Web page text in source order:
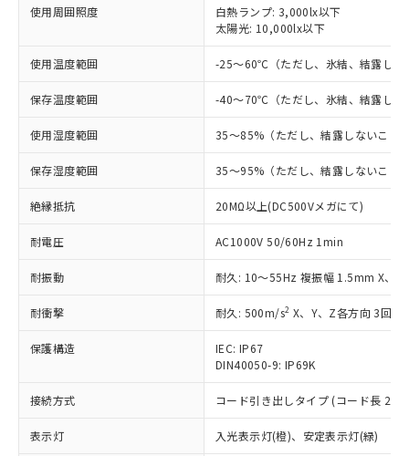
使用周囲照度
白熱ランプ: 3,000lx以下
太陽光: 10,000lx以下
使用温度範囲 -25～60℃（ただし、氷結、結露しな
保存温度範囲 -40～70℃（ただし、氷結、結露しな
使用湿度範囲 35～85%（ただし、結露しないこと
保存湿度範囲 35～95%（ただし、結露しないこと
絶縁抵抗 20MΩ以上(DC500Vメガにて)
耐電圧 AC1000V 50/60Hz 1min
耐振動 耐久: 10～55Hz 複振幅 1.5mm X、Y
耐衝撃 耐久: 500m/s2 X、Y、Z各方向 3回
保護構造
IEC: IP67
DIN40050-9: IP69K
接続方式 コード引き出しタイプ (コード長 2m)
表示灯 入光表示灯(橙)、安定表示灯(緑)
ご利用条件
以下の条件をお読みいただき、同意のうえ
ご利用ください。
商品の当社在庫状況および標準価格
(税抜)を提供させていただくもので
当社制御機器事業取扱商品の中には、
本サービスの対象外となる商品もある
ことをご了承ください。
在庫状況および標準価格照会結果は、
記載している更新日時点での社内デー
タに基づき作成されるものであり、閲
覧された時点での実際の在庫および標
準価格とは異なる場合があることをご
※1 対応状況
対応済み：EU RoHS指令（10物質）の
非含有に対応した製品が提供可能な商品で
対応予定：EU RoHS指令（10物質）の非含
有に対応した製品に切り替える予定のある
商品です。
対応予定なし：EU RoHS指令（10物質）の
非含有に非対応の商品で、対応品を出す予
定はありません。
調査・確認中：EU RoHS指令（10物質）の
非含有の対応状況を調査中または確認中の
非該当品：ライセンス料など無形物で、有
害物質有無と関係のない商品です。
仕入先様の事情により、非含有部品として
むを得ず変更することがあります。
*EU RoHS指令（10物質）：
鉛(Pb) 1000ppm以下、 水銀(Hg) 1000ppm以下、 カド
六価クロム(Cr(Ⅵ)) 1000ppm以下、ポリ臭化ビフェニル
※1 中国RoHS○×表
「○」：最大均質材料含有率が中国RoHSの
基準値以下であることを示します。
「×」：最大均質材料含有率が中国RoHSの
基準値を超えていることを示します。
「－」：未確認です。当社販売部門へお問
Cr(Ⅵ)(六価クロム) : 1000ppm、 PBBs(ポリ臭化ビフェ
当社は、これら貴社製品のうち、外国
為替および外国貿易法に定める商品
（以下｢規制貨物等」という）を輸出
または国外への提供する場合は、日本
国政府の輸出許可(または役務取引許
可)を取得するなどの必要な手続きを